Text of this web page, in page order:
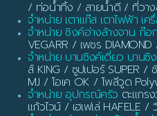
/ ท่อน้ำทิ้ง / สายน้ำดี / ที่วา
จำหน่าย เตาแก๊ส เตาไฟฟ้า เ
จำหน่าย ซิงค์อ่างล้างจาน ก๊อ
VEGARR / เพชร DIAMOND
จำหน่าย บานซิงค์เดี่ยว บาน
ส์ KING / ซูปเปอร์ SUPER /
MJ / โอเค OK / โพลีวูด
จำหน่าย อุปกรณ์ครัว ตะแกร
แก้วไวน์ / เฮเฟเล่ HAFELE /